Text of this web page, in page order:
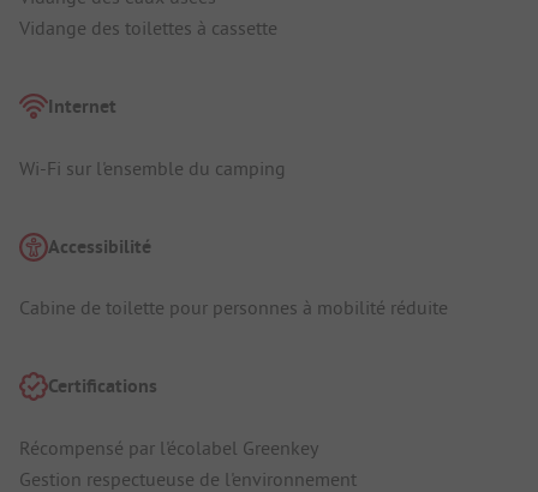
Vidange des toilettes à cassette
Internet
Wi-Fi sur l'ensemble du camping
Accessibilité
Cabine de toilette pour personnes à mobilité réduite
Certifications
Récompensé par l'écolabel Greenkey
Gestion respectueuse de l'environnement